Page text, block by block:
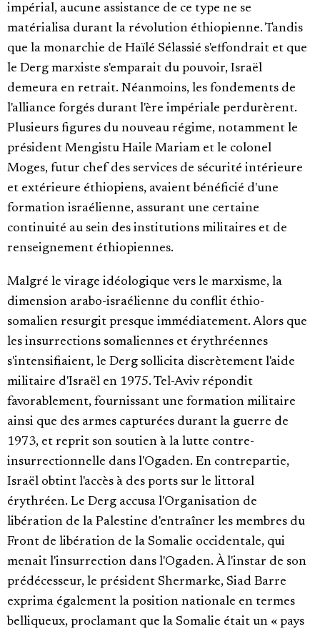
impérial, aucune assistance de ce type ne se
matérialisa durant la révolution éthiopienne. Tandis
que la monarchie de Haïlé Sélassié s'effondrait et que
le Derg marxiste s'emparait du pouvoir, Israël
demeura en retrait. Néanmoins, les fondements de
l'alliance forgés durant l'ère impériale perdurèrent.
Plusieurs figures du nouveau régime, notamment le
président Mengistu Haile Mariam et le colonel
Moges, futur chef des services de sécurité intérieure
et extérieure éthiopiens, avaient bénéficié d'une
formation israélienne, assurant une certaine
continuité au sein des institutions militaires et de
renseignement éthiopiennes.
Malgré le virage idéologique vers le marxisme, la
dimension arabo-israélienne du conflit éthio-
somalien resurgit presque immédiatement. Alors que
les insurrections somaliennes et érythréennes
s'intensifiaient, le Derg sollicita discrètement l'aide
militaire d'Israël en 1975. Tel-Aviv répondit
favorablement, fournissant une formation militaire
ainsi que des armes capturées durant la guerre de
1973, et reprit son soutien à la lutte contre-
insurrectionnelle dans l'Ogaden. En contrepartie,
Israël obtint l'accès à des ports sur le littoral
érythréen. Le Derg accusa l'Organisation de
libération de la Palestine d'entraîner les membres du
Front de libération de la Somalie occidentale, qui
menait l'insurrection dans l'Ogaden. À l'instar de son
prédécesseur, le président Shermarke, Siad Barre
exprima également la position nationale en termes
belliqueux, proclamant que la Somalie était un « pays